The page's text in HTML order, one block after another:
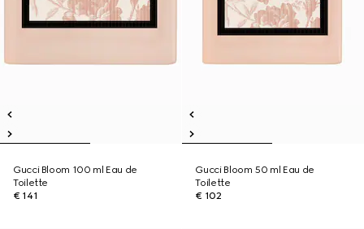
Gucci Bloom 100 ml Eau de
Toilette
€ 141
Gucci Bloom 50 ml Eau de
Toilette
€ 102